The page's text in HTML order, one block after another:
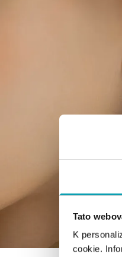
Tato
K
cookie.